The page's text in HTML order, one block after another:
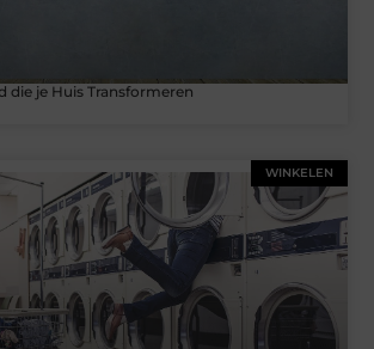
die je Huis Transformeren
WINKELEN